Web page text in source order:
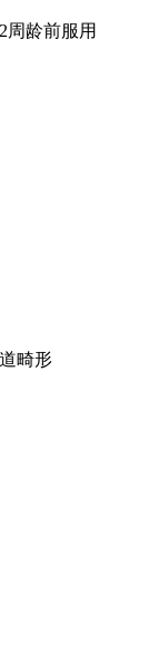
周龄前服用
畸形